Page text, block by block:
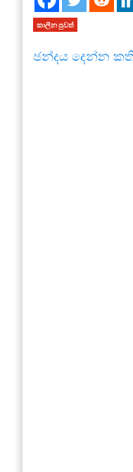
කාලීන පුවත්
ඡන්දය දෙන්න